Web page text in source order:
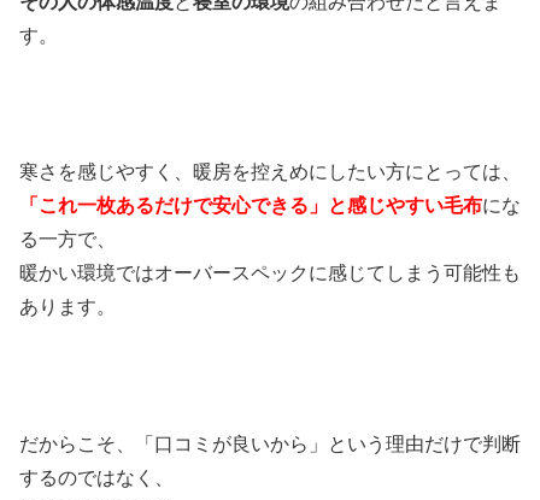
す。
寒さを感じやすく、暖房を控えめにしたい方にとっては、
「これ一枚あるだけで安心できる」と感じやすい毛布にな
る一方で、
暖かい環境ではオーバースペックに感じてしまう可能性も
あります。
だからこそ、「口コミが良いから」という理由だけで判断
するのではなく、